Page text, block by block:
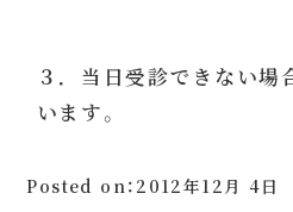
３．当日受診できない場
います。
Posted on：2012年12月 4日